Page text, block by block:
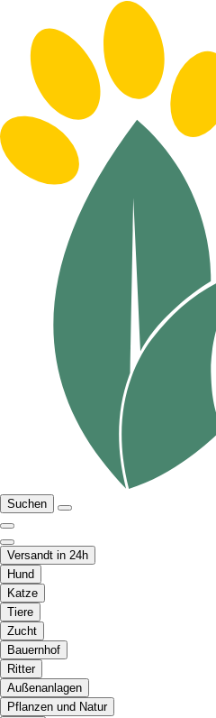
Suchen
Versandt in 24h
Hund
Katze
Tiere
Zucht
Bauernhof
Ritter
Außenanlagen
Pflanzen und Natur